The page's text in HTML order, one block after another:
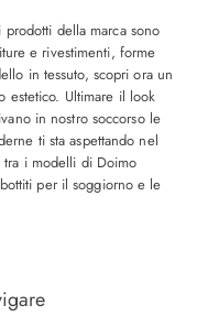
della marca sono
e rivestimenti, forme
in tessuto, scopri ora un
estetico. Ultimare il look
in nostro soccorso le
ti sta aspettando nel
i modelli di Doimo
per il soggiorno e le